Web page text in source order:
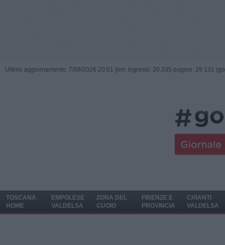
Ultimo aggiornamento: 7/08/2026 20:01 | ieri: Ingressi: 20.335 pagine: 29.131
TOSCANA
HOME
EMPOLESE
VALDELSA
ZONA DEL
CUOIO
FIRENZE E
PROVINCIA
CHIANTI
VALDELSA